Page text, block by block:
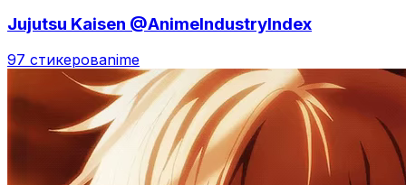
Jujutsu Kaisen @AnimeIndustryIndex
97 стикеровanime